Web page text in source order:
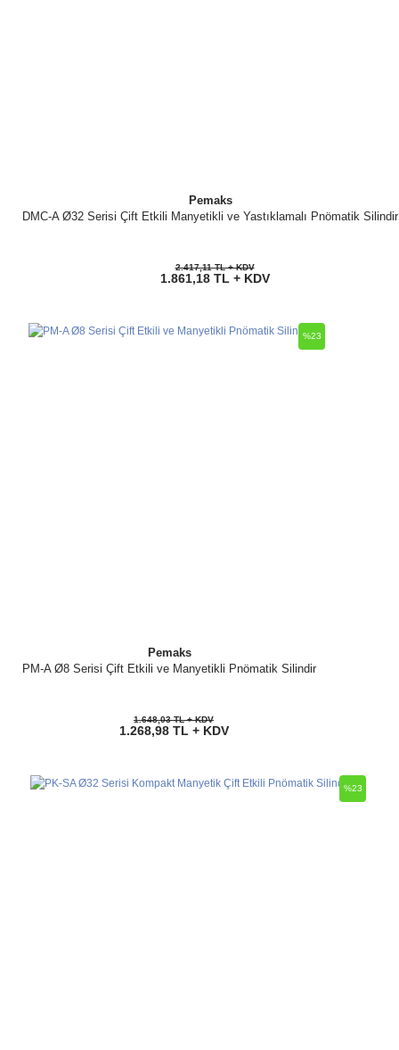
Pemaks
DMC-A Ø32 Serisi Çift Etkili Manyetikli ve Yastıklamalı Pnömatik Silindir
2.417,11 TL + KDV
1.861,18 TL + KDV
Pemaks
PM-A Ø8 Serisi Çift Etkili ve Manyetikli Pnömatik Silindir
%23
1.648,03 TL + KDV
1.268,98 TL + KDV
%23